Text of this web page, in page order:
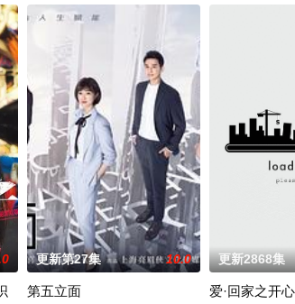
更新第27集 10.0
第五立面
更新2868集
爱·回家之开